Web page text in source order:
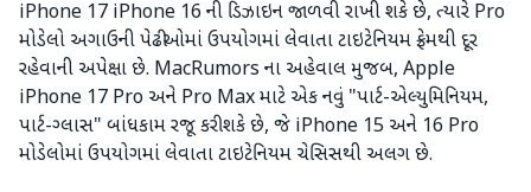
iPhone 17 iPhone 16 ની ડિઝાઇન જાળવી રાખી શકે છે, ત્યારે Pro
મોડેલો અગાઉની પેઢીઓમાં ઉપયોગમાં લેવાતા ટાઇટેનિયમ ફ્રેમથી દૂર
રહેવાની અપેક્ષા છે. MacRumors ના અહેવાલ મુજબ, Apple
iPhone 17 Pro અને Pro Max માટે એક નવું "પાર્ટ-એલ્યુમિનિયમ,
પાર્ટ-ગ્લાસ" બાંધકામ રજૂ કરી શકે છે, જે iPhone 15 અને 16 Pro
મોડેલોમાં ઉપયોગમાં લેવાતા ટાઇટેનિયમ ચેસિસથી અલગ છે.